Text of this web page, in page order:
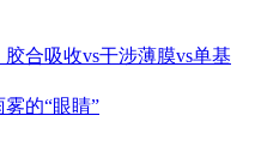
合吸收vs干涉薄膜vs单基
的“眼睛”